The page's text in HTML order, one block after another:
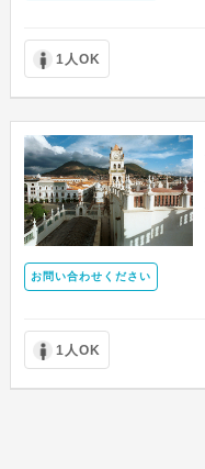
1人OK
お問い合わせください
1人OK